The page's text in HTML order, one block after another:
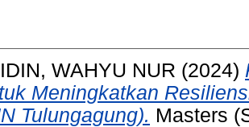
WAHYU NUR (2024)
Meningkatkan
Tulungagung). Masters